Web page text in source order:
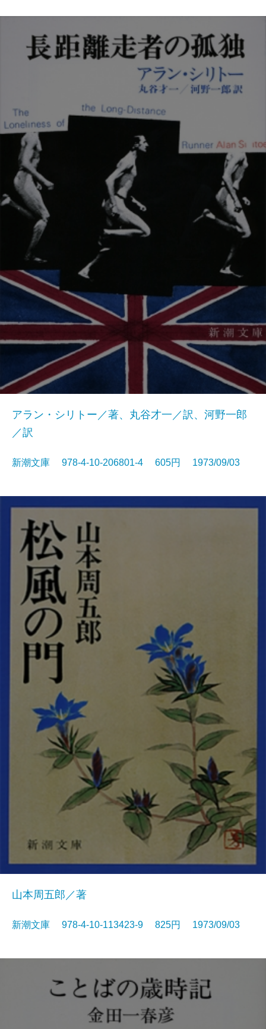
アラン・シリトー／著、丸谷才一／訳、河野一郎
／訳
新潮文庫 978-4-10-206801-4 605円 1973/09/03
山本周五郎／著
新潮文庫 978-4-10-113423-9 825円 1973/09/03